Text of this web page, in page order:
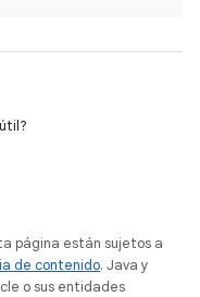
página están sujetos a
de contenido. Java y
o sus entidades